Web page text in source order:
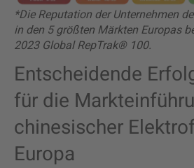
*Die Reputation der Unternehmen
in den 5 größten Märkten Europas
2023 Global RepTrak® 100.
Entscheidende
für die
chinesischer
Europa